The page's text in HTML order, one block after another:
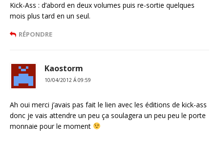
Kick-Ass : d’abord en deux volumes puis re-sortie quelques
mois plus tard en un seul.
RÉPONDRE
Kaostorm
10/04/2012 Á 09:59
Ah oui merci j’avais pas fait le lien avec les éditions de kick-ass
donc je vais attendre un peu ça soulagera un peu peu le porte
monnaie pour le moment